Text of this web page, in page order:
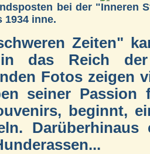
bei der "Inneren
1934 inne.
Zeiten"
das Reich der
Fotos zeigen
seiner Passion
beginnt,